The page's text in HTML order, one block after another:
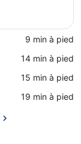
‪9 min à pied‬
‪14 min à pied‬
‪15 min à pied‬
‪19 min à pied‬